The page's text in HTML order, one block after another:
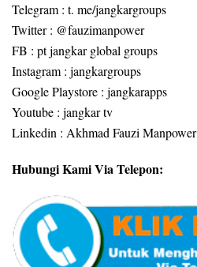
Telegram : t. me/jangkargroups
Twitter : @fauzimanpower
FB : pt jangkar global groups
Instagram : jangkargroups
Google Playstore : jangkarapps
Youtube : jangkar tv
Linkedin : Akhmad Fauzi Manpower
Hubungi Kami Via Telepon: